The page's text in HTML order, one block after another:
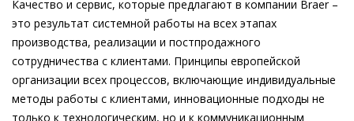
Качество и сервис, которые предлагают в компании Braer –
это результат системной работы на всех этапах
производства, реализации и постпродажного
сотрудничества с клиентами. Принципы европейской
организации всех процессов, включающие индивидуальные
методы работы с клиентами, инновационные подходы не
только к технологическим, но и к коммуникационным